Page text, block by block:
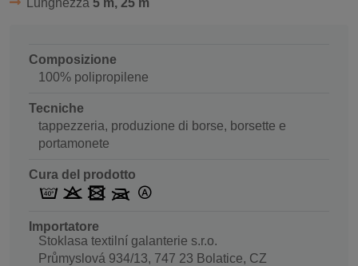
Lunghezza 5 m, 25 m
Composizione
100% polipropilene
Tecniche
tappezzeria, produzione di borse, borsette e
portamonete
Cura del prodotto
Importatore
Stoklasa textilní galanterie s.r.o.
Průmyslová 934/13, 747 23 Bolatice, CZ